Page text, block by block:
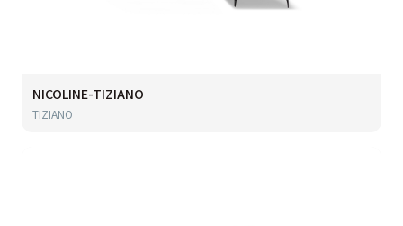
NICOLINE-TIZIANO
TIZIANO